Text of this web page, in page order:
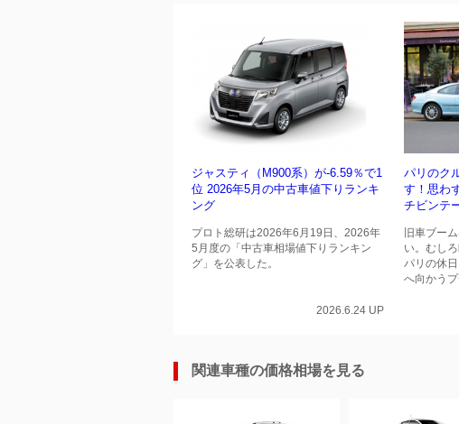
ジャスティ（M900系）が-6.59％で1
位 2026年5月の中古車値下りランキ
ング
プロト総研は2026年6月19日、2026年
5月度の「中古車相場値下りランキン
グ」を公表した。
2026.6.24 UP
パリのク
す！思わ
チビンテ
旧車ブー
い。むし
パリの休
へ向かう
関連車種の価格相場を見る